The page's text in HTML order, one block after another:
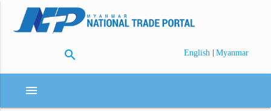
search English | Myanmar
menu